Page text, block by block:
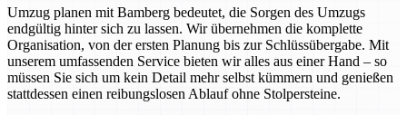
Umzug planen mit Bamberg bedeutet, die Sorgen des Umzugs
endgültig hinter sich zu lassen. Wir übernehmen die komplette
Organisation, von der ersten Planung bis zur Schlüssübergabe. Mit
unserem umfassenden Service bieten wir alles aus einer Hand – so
müssen Sie sich um kein Detail mehr selbst kümmern und genießen
stattdessen einen reibungslosen Ablauf ohne Stolpersteine.